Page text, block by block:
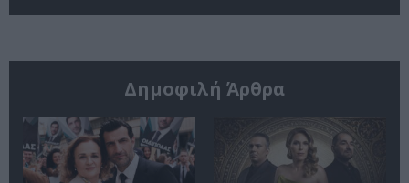
Δημοφιλή Άρθρα